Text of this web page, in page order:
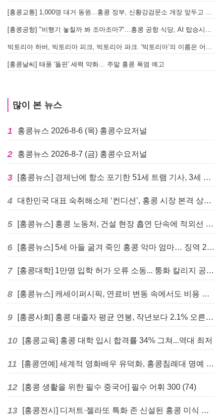
[홍콩교통] 1,000명 대거 동원...홍콩 정부, 신황강검문소 개장 앞두고 실전 훈련 돌입
[홍콩공항] "비행기 놓칠까 봐 조마조마?"…홍콩 공항 식당, AI 탑승시간 계산해 메뉴 추천해 준다
빅토리아 하버, 빅토리아 피크, 빅토리아 파크. '빅토리아’의 이름은 어떻게 온 걸까? - [이승권 원장의 생활칼럼]
[홍콩날씨] 태풍 '돌핀' 세력 약화… 주말 홍콩 폭염 예고
많이 본 뉴스
1 홍콩뉴스 2026-8-6 (목) 홍콩수요저널
2 홍콩뉴스 2026-8-7 (금) 홍콩수요저널
3 [홍콩뉴스] 경제난에 항소 포기한 51세 트램 기사, 3세 여아 치사 혐의로 '4주 감옥행'
4 대한민국 대표 숙취해소제 ‘컨디션’, 홍콩 시장 본격 상륙… 왓슨스 입점 기념 할인 행사 진행
5 [홍콩뉴스] 홍콩 노동처, 건설 현장 흡연 단속에 적외선 드론 투입 검토
6 [홍콩뉴스] 5세 아들 굶겨 죽인 홍콩 악마 엄마… 징역 22년 중형 선고
7 [홍콩대학] 1만명 입학 허가 오류 소동... 퉁화 칼리지 공식 사과
8 [홍콩뉴스] 캐세이퍼시픽, 연료비 변동 속에서도 비용 절감 위한 감편 계획 없어
9 [홍콩사회] 홍콩 대졸자 평균 연봉, 작년보다 2.1% 오른 33만 6천 홍콩달러 기록
10 [홍콩교육] 홍콩 대학 입시 합격률 34% 그쳐...역대 최저
11 [홍콩연예] 세계적 영화배우 유덕화, 홍콩침례대 명예 박사 학위 받는다
12 [홍콩 생활을 위한 필수 중국어] 필수 어휘 300 (74)
13 [홍콩전시] 디저트·젤라또 특화 존 신설된 홍콩 미식 박람회 다음주 개막